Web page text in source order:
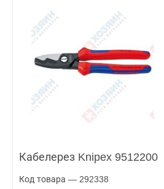
Кабелерез Knipex 9512200
Код товара — 292338